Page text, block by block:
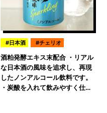
日本酒 チェリオ
酒粕発酵エキス末配合 ・リアル
な日本酒の風味を追求し、再現
したノンアルコール飲料です。
・炭酸を入れて飲みやすく仕…